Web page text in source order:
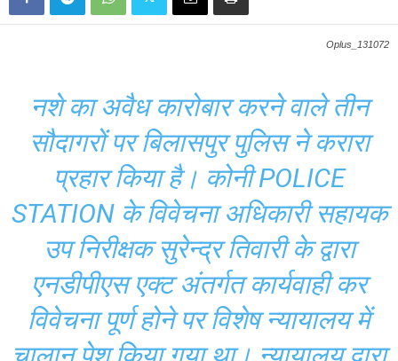
Oplus_131072
नशे का अवैध कारोबार करने वाले तीन
सौदागरों पर बिलासपुर पुलिस ने करारा
प्रहार किया है। कोनी POLICE
STATION के विवेचना अधिकारी सहायक
उप निरीक्षक सुरेन्द्र तिवारी के द्वारा
एनडीपीएस एक्ट अंतर्गत कार्यवाही कर
विवेचना पूर्ण होने पर विशेष न्यायालय में